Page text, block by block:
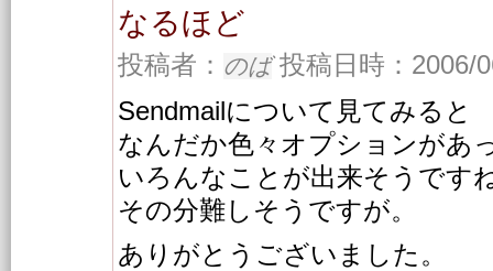
なるほど
投稿者： のば投稿日時：2006/
Sendmailについて見てみると
なんだか色々オプションがあ
いろんなことが出来そうです
その分難しそうですが。
ありがとうございました。